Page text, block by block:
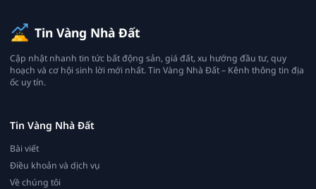
Tin Vàng Nhà Đất
Cập nhật nhanh tin tức bất động sản, giá đất, xu hướng đầu tư, quy
hoạch và cơ hội sinh lời mới nhất. Tin Vàng Nhà Đất – Kênh thông tin địa
ốc uy tín.
Tin Vàng Nhà Đất
Bài viết
Điều khoản và dịch vụ
Về chúng tôi